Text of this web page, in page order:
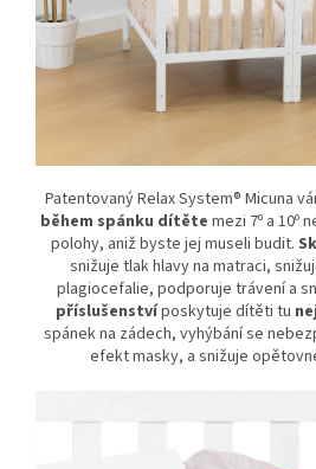
Patentovaný Relax System® Micuna
během spánku dítěte mezi 7º a 10º
polohy, aniž byste jej museli budit.
snižuje tlak hlavy na matraci,
plagiocefalie, podporuje trávení a
příslušenstvíposkytuje dítěti tu
spánek na zádech, vyhýbání se
efekt masky, a snižuje